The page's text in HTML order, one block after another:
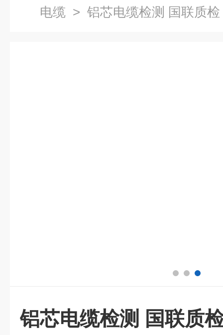
电缆 > 铝芯电缆检测 国联质检
铝芯电缆检测 国联质